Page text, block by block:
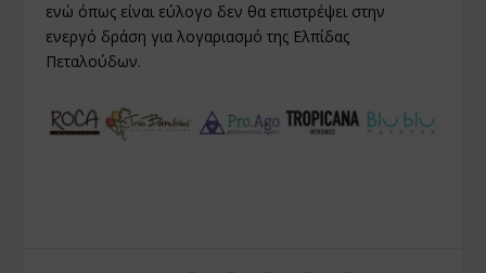
ενώ όπως είναι εύλογο δεν θα επιστρέψει στην
ενεργό δράση για λογαριασμό της Ελπίδας
Πεταλούδων.